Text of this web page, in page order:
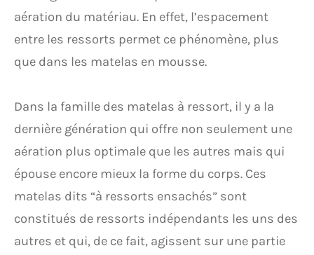
aération du matériau. En effet, l’espacement
entre les ressorts permet ce phénomène, plus
que dans les matelas en mousse.
Dans la famille des matelas à ressort, il y a la
dernière génération qui offre non seulement une
aération plus optimale que les autres mais qui
épouse encore mieux la forme du corps. Ces
matelas dits “à ressorts ensachés” sont
constitués de ressorts indépendants les uns des
autres et qui, de ce fait, agissent sur une partie